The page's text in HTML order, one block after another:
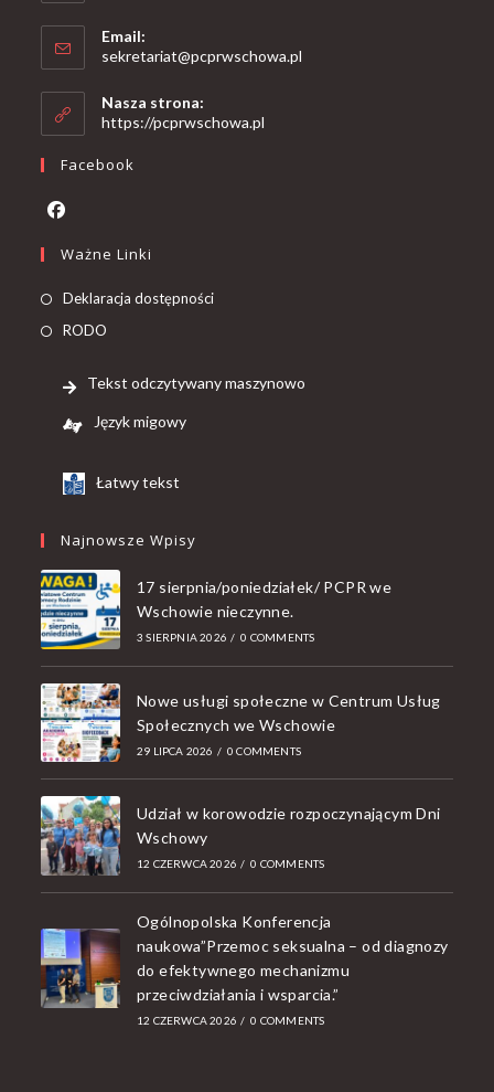
Email:
sekretariat@pcprwschowa.pl
Nasza strona:
https://pcprwschowa.pl
Facebook
Ważne Linki
Deklaracja dostępności
RODO
Tekst odczytywany maszynowo
Język migowy
Łatwy tekst
Najnowsze Wpisy
17 sierpnia/poniedziałek/ PCPR we
Wschowie nieczynne.
3 SIERPNIA 2026 / 0 COMMENTS
Nowe usługi społeczne w Centrum Usług
Społecznych we Wschowie
29 LIPCA 2026 / 0 COMMENTS
Udział w korowodzie rozpoczynającym Dni
Wschowy
12 CZERWCA 2026 / 0 COMMENTS
Ogólnopolska Konferencja
naukowa”Przemoc seksualna – od diagnozy
do efektywnego mechanizmu
przeciwdziałania i wsparcia.”
12 CZERWCA 2026 / 0 COMMENTS